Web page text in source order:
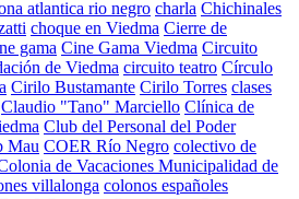
atlantica rio negro charla Chichinales
choque en Viedma Cierre de
gama Cine Gama Viedma Circuito
de Viedma circuito teatro Círculo
Cirilo Bustamante Cirilo Torres clases
Claudio "Tano" Marciello Clínica de
Club del Personal del Poder
Mau COER Río Negro colectivo de
de Vacaciones Municipalidad de
villalonga colonos españoles